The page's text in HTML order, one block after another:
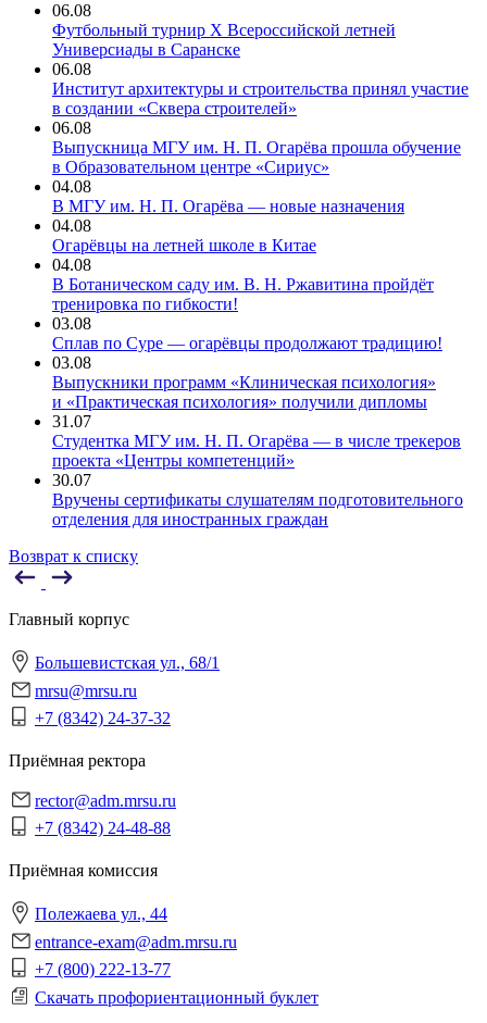
06.08
Футбольный турнир X Всероссийской летней
Универсиады в Саранске
06.08
Институт архитектуры и строительства принял участие
в создании «Сквера строителей»
06.08
Выпускница МГУ им. Н. П. Огарёва прошла обучение
в Образовательном центре «Сириус»
04.08
В МГУ им. Н. П. Огарёва — новые назначения
04.08
Огарёвцы на летней школе в Китае
04.08
В Ботаническом саду им. В. Н. Ржавитина пройдёт
тренировка по гибкости!
03.08
Сплав по Суре — огарёвцы продолжают традицию!
03.08
Выпускники программ «Клиническая психология»
и «Практическая психология» получили дипломы
31.07
Студентка МГУ им. Н. П. Огарёва — в числе трекеров
проекта «Центры компетенций»
30.07
Вручены сертификаты слушателям подготовительного
отделения для иностранных граждан
Возврат к списку
Главный корпус
Большевистская ул., 68/1
mrsu@mrsu.ru
+7 (8342) 24-37-32
Приёмная ректора
rector@adm.mrsu.ru
+7 (8342) 24-48-88
Приёмная комиссия
Полежаева ул., 44
entrance-exam@adm.mrsu.ru
+7 (800) 222-13-77
Скачать профориентационный буклет